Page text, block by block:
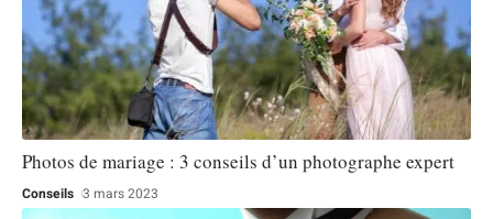
Photos de mariage : 3 conseils d’un photographe expert
Conseils 3 mars 2023